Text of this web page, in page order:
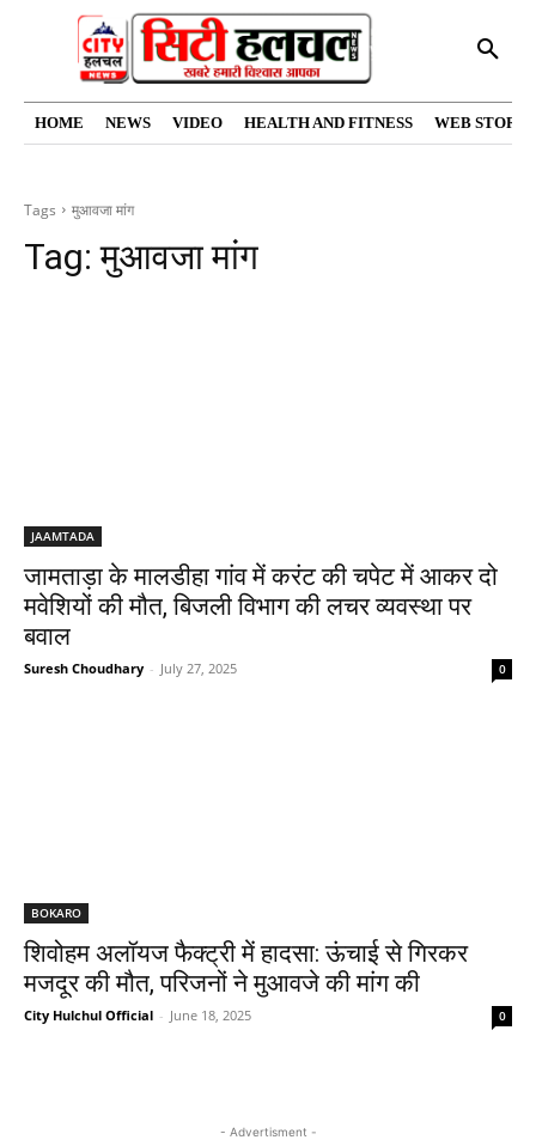
HOME NEWS VIDEO HEALTH AND FITNESS WEB
Tags मुआवजा मांग
Tag:मुआवजा मांग
JAAMTADA
जामताड़ा के मालडीहा गांव में करंट की चपेट में आकर दो
मवेशियों की मौत, बिजली विभाग की लचर व्यवस्था पर
बवाल
Suresh Choudhary - July 27, 2025 0
BOKARO
शिवोहम अलॉयज फैक्ट्री में हादसा: ऊंचाई से गिरकर
मजदूर की मौत, परिजनों ने मुआवजे की मांग की
City Hulchul Official - June 18, 2025 0
- Advertisment -